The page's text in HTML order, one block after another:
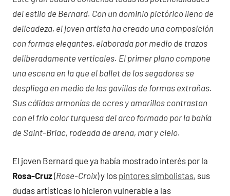
del estilo de Bernard. Con un dominio pictórico lleno de
delicadeza, el joven artista ha creado una composición
con formas elegantes, elaborada por medio de trazos
deliberadamente verticales. El primer plano compone
una escena en la que el ballet de los segadores se
despliega en medio de las gavillas de formas extrañas.
Sus cálidas armonías de ocres y amarillos contrastan
con el frío color turquesa del arco formado por la bahía
de Saint-Briac, rodeada de arena, mar y cielo.
El joven Bernard que ya había mostrado interés por la
Rosa-Cruz(Rose-Croix) y los pintores simbolistas, sus
dudas artísticas lo hicieron vulnerable a las